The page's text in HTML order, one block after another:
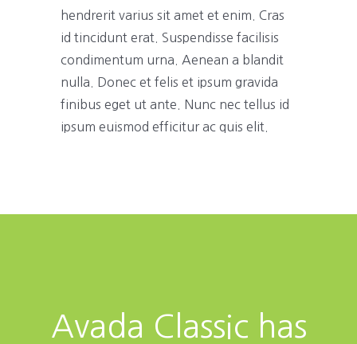
hendrerit varius sit amet et enim. Cras
id tincidunt erat. Suspendisse facilisis
condimentum urna. Aenean a blandit
nulla. Donec et felis et ipsum gravida
finibus eget ut ante. Nunc nec tellus id
ipsum euismod efficitur ac quis elit.
Avada Classic has